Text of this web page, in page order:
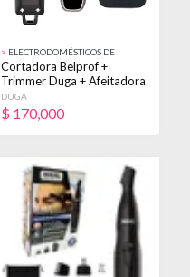
> ELECTRODOMÉSTICOS DE
BELLEZA
Cortadora Belprof +
Trimmer Duga + Afeitadora
Eurostil Kit Plateado
DUGA
$ 170,000